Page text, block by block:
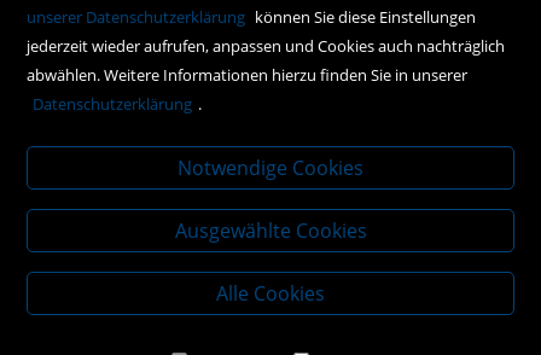
Kral GmbH
Verlag (Inh. Robert Ivancich)
J.F.-Kennedy-Platz 2
office@kral-verlag.at
+43 2672 82236
unserer Datenschutzerklärung können Sie diese Einstellungen
jederzeit wieder aufrufen, anpassen und Cookies auch nachträglich
abwählen. Weitere Informationen hierzu finden Sie in unserer
Datenschutzerklärung .
Notwendige Cookies
Ausgewählte Cookies
Alle Cookies